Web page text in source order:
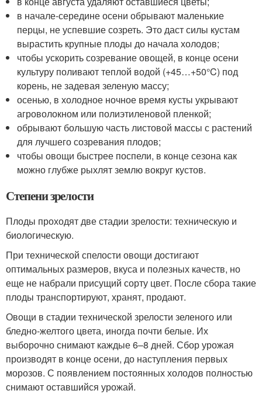
в начале-середине осени обрывают маленькие
перцы, не успевшие созреть. Это даст силы кустам
вырастить крупные плоды до начала холодов;
чтобы ускорить созревание овощей, в конце осени
культуру поливают теплой водой (+45…+50°C) под
корень, не задевая зеленую массу;
осенью, в холодное ночное время кусты укрывают
агроволокном или полиэтиленовой пленкой;
обрывают большую часть листовой массы с растений
для лучшего созревания плодов;
чтобы овощи быстрее поспели, в конце сезона как
можно глубже рыхлят землю вокруг кустов.
Степени зрелости
Плоды проходят две стадии зрелости: техническую и
биологическую.
При технической спелости овощи достигают
оптимальных размеров, вкуса и полезных качеств, но
еще не набрали присущий сорту цвет. После сбора такие
плоды транспортируют, хранят, продают.
Овощи в стадии технической зрелости зеленого или
бледно-желтого цвета, иногда почти белые. Их
выборочно снимают каждые 6–8 дней. Сбор урожая
производят в конце осени, до наступления первых
морозов. С появлением постоянных холодов полностью
снимают оставшийся урожай.